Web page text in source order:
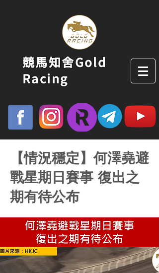
競馬知舍Gold
Racing
【情況穩定】何澤堯避
戰星期日賽事 復出之
期有待公布